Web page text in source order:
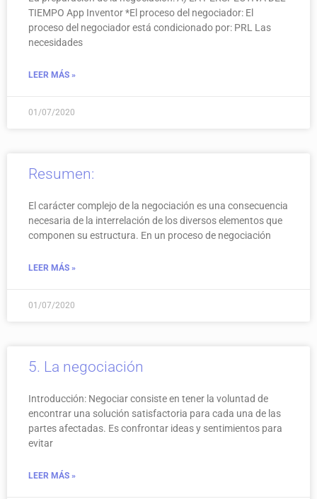
TIEMPO App Inventor *El proceso del negociador: El
proceso del negociador está condicionado por: PRL Las
necesidades
LEER MÁS »
01/07/2020
Resumen:
El carácter complejo de la negociación es una consecuencia
necesaria de la interrelación de los diversos elementos que
componen su estructura. En un proceso de negociación
LEER MÁS »
01/07/2020
5. La negociación
Introducción: Negociar consiste en tener la voluntad de
encontrar una solución satisfactoria para cada una de las
partes afectadas. Es confrontar ideas y sentimientos para
evitar
LEER MÁS »